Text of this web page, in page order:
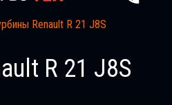
Renault R 21 J8S
R 21 J8S